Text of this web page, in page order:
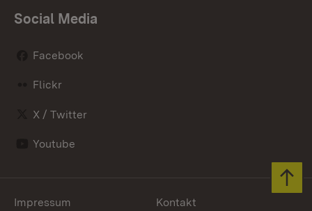
Social Media
Facebook
Flickr
X / Twitter
Youtube
Impressum Kontakt